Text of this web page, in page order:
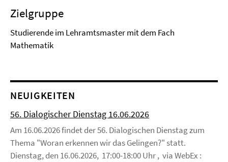
Zielgruppe
Studierende im Lehramtsmaster mit dem Fach
Mathematik
NEUIGKEITEN
56. Dialogischer Dienstag 16.06.2026
Am 16.06.2026 findet der 56. Dialogischen Dienstag zum
Thema "Woran erkennen wir das Gelingen?" statt.
Dienstag, den 16.06.2026, 17:00-18:00 Uhr , via WebEx :